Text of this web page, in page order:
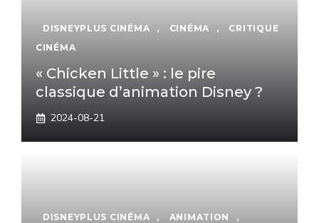
DISNEYPLUS CINÉMA , CINÉMA ,
CRITIQUE
CINÉMA
« Chicken Little » : le pire
classique d’animation Disney ?
2024-08-21
DISNEYPLUS CINÉMA , ANIMATION
,